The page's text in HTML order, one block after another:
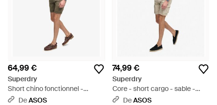
64,99 €
Superdry
Short chino fonctionnel -
ciboulette - Blanc
DeASOS
74,99 €
Superdry
Core - short cargo - sable -
Blanc
DeASOS